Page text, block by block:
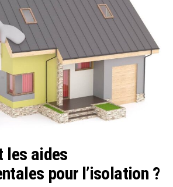
les aides
pour l’isolation ?